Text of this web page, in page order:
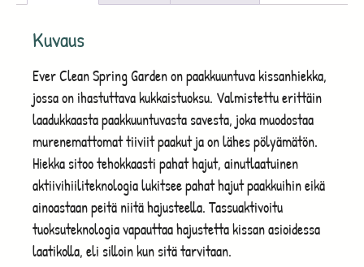
Kuvaus
Ever Clean Spring Garden on paakkuuntuva kissanhiekka,
jossa on ihastuttava kukkaistuoksu. Valmistettu erittäin
laadukkaasta paakkuuntuvasta savesta, joka muodostaa
murenemattomat tiiviit paakut ja on lähes pölyämätön.
Hiekka sitoo tehokkaasti pahat hajut, ainutlaatuinen
aktiivihiiliteknologia lukitsee pahat hajut paakkuihin eikä
ainoastaan peitä niitä hajusteella. Tassuaktivoitu
tuoksuteknologia vapauttaa hajustetta kissan asioidessa
laatikolla, eli silloin kun sitä tarvitaan.